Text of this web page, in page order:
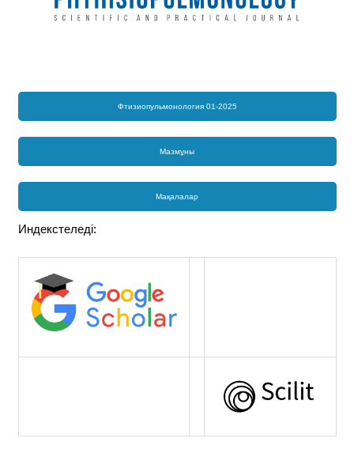
Фтизиопульмонология 01-2025
Мазмұны
Мақалалар
Индекстеледі: